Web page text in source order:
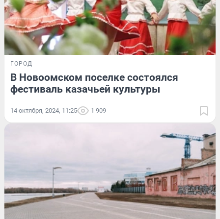
ГОРОД
В Новоомском поселке состоялся
фестиваль казачьей культуры
14 октября, 2024, 11:25 1 909